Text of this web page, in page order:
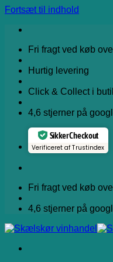
Fortsæt til indhold
Fri fragt ved køb
Hurtig levering
Click & Collect i
4,6 stjerner på
Sikker Checkout
Verificeret af Trustindex
Fri fragt ved køb
4,6 stjerner på